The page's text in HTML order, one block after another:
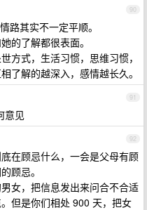
90
路其实不一定平顺。
的了解都很表面。
方式，生活习惯，思维习惯，
了解的越深入，感情越长久。
91
意见
92
在顾忌什么，一会是父母有顾
顾忌。
女，把信息发出来问合不合适
但是你们相处 900 天，把女